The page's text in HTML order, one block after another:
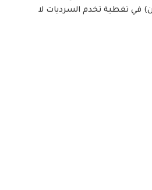
في تغطية تخدم السرديات لا